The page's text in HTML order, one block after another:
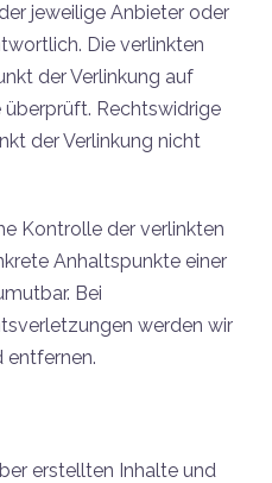
jeweilige Anbieter oder
Die verlinkten
der Verlinkung auf
Rechtswidrige
der Verlinkung nicht
Kontrolle der verlinkten
Anhaltspunkte einer
Bei
werden wir
entfernen.
erstellten Inhalte und